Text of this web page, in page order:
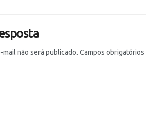
não será publicado. Campos obrigatórios